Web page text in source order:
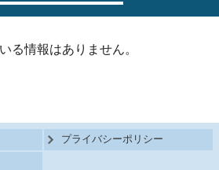
る情報はありません。
プライバシーポリシー